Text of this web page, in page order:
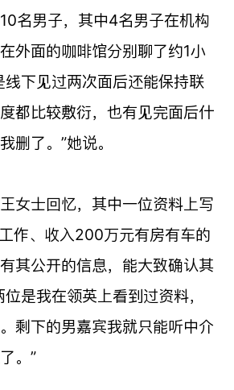
名男子，其中4名男子在机构
外面的咖啡馆分别聊了约1小
线下见过两次面后还能保持联
都比较敷衍，也有见完面后什
删了。”她说。
女士回忆，其中一位资料上写
作、收入200万元有房有车的
其公开的信息，能大致确认其
是我在领英上看到过资料，
剩下的男嘉宾我就只能听中介
。”